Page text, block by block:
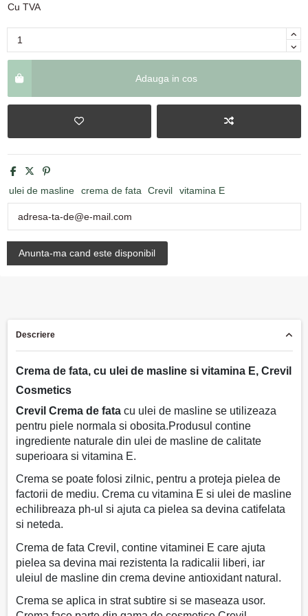
Cu TVA
Adauga in cos
ulei de masline crema de fata Crevil vitamina E
Descriere
Crema de fata, cu ulei de masline si vitamina E, Crevil
Cosmetics
Crevil Crema de fatacu ulei de masline se utilizeaza
pentru piele normala si obosita.Produsul contine
ingrediente naturale din ulei de masline de calitate
superioara si vitamina E.
Crema se poate folosi zilnic, pentru a proteja pielea de
factorii de mediu. Crema cu vitamina E si ulei de masline
echilibreaza ph-ul si ajuta ca pielea sa devina catifelata
si neteda.
Crema de fata Crevil, contine vitaminei E care ajuta
pielea sa devina mai rezistenta la radicalii liberi, iar
uleiul de masline din crema devine antioxidant natural.
Crema se aplica in strat subtire si se maseaza usor.